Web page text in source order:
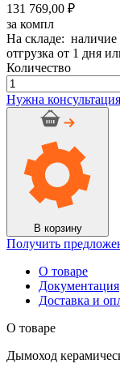
131 769,00 ₽
за компл
На складе:
отгрузка от 1 дня
Количество
Количество
товара
Дымоход
керамический
140х140мм
Сборка
Нужна консультация
В корзину
Получить
О товаре
Документация
Доставка и
О товаре
Дымоход